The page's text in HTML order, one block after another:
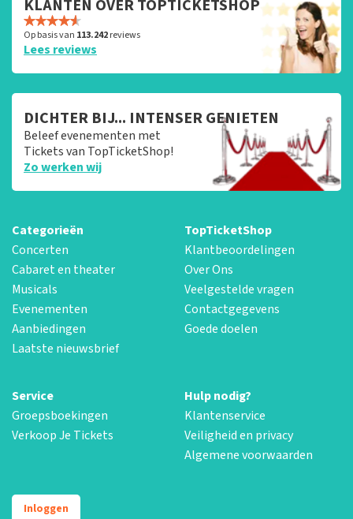
KLANTEN OVER TOPTICKETSHOP
Op basis van 113.242reviews
Lees reviews
DICHTER BIJ... INTENSER GENIETEN
Beleef evenementen met
Tickets van TopTicketShop!
Zo werken wij
Categorieën
Concerten
Cabaret en theater
Musicals
Evenementen
Aanbiedingen
Laatste nieuwsbrief
TopTicketShop
Klantbeoordelingen
Over Ons
Veelgestelde vragen
Contactgegevens
Goede doelen
Service
Groepsboekingen
Verkoop Je Tickets
Hulp nodig?
Klantenservice
Veiligheid en privacy
Algemene voorwaarden
Inloggen